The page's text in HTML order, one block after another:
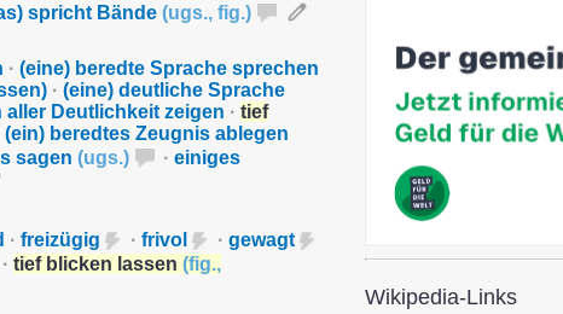
spricht Bände (ugs., fig.)
· (eine) beredte Sprache sprechen
· (eine) deutliche Sprache
aller Deutlichkeit zeigen · tief
(ein) beredtes Zeugnis ablegen
sagen (ugs.) · einiges
· freizügig · frivol · gewagt
· tief blicken lassen (fig.,
Wikipedia-Links